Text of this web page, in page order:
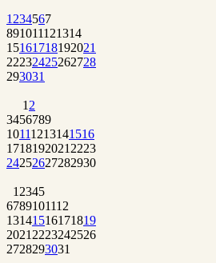
1 234567
891011121314
15161718192021
22232425262728
293031
1 2
3456789
10111213141516
1718192021 2223
24252627282930
1 2345
6789101112
13141516171819
2021 2223242526
2728293031